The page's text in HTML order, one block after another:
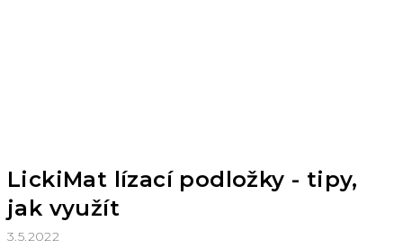
LickiMat lízací podložky - tipy,
jak využít
3.5.2022